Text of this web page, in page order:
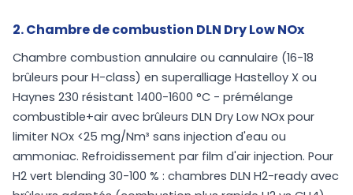
2. Chambre de combustion DLN Dry Low NOx
Chambre combustion annulaire ou cannulaire (16-18
brûleurs pour H-class) en superalliage Hastelloy X ou
Haynes 230 résistant 1400-1600 °C - prémélange
combustible+air avec brûleurs DLN Dry Low NOx pour
limiter NOx <25 mg/Nm³ sans injection d'eau ou
ammoniac. Refroidissement par film d'air injection. Pour
H2 vert blending 30-100 % : chambres DLN H2-ready avec